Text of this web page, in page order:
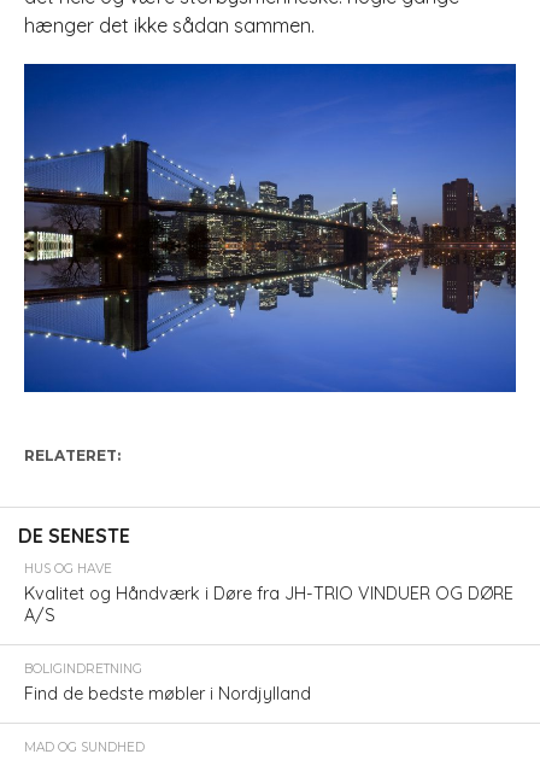
hænger det ikke sådan sammen.
RELATERET:
DE SENESTE
HUS OG HAVE
Kvalitet og Håndværk i Døre fra JH-TRIO VINDUER OG DØRE
A/S
BOLIGINDRETNING
Find de bedste møbler i Nordjylland
MAD OG SUNDHED